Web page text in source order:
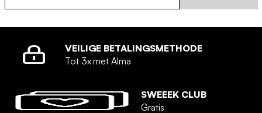
VEILIGE BETALINGSMETHODE
Tot 3x met Alma
SWEEEK CLUB
Gratis